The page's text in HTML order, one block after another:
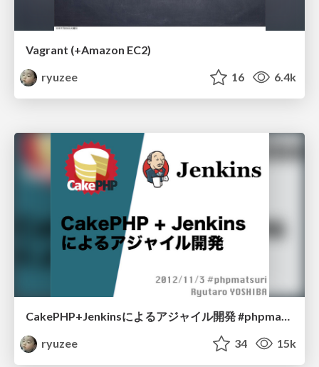
Vagrant (+Amazon EC2)
ryuzee
16 6.4k
ryuzee
34 15k